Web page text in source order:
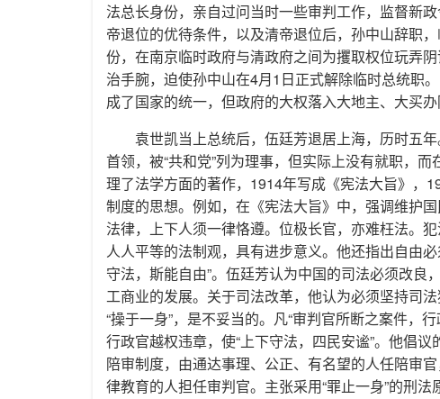
法总长身份，亲自过问当时一些审判工作，监督新
帝退位的优待条件，以及清帝退位后，孙中山辞职
份，在南京临时政府与清政府之间为攫取权位玩弄
治手腕，迫使孙中山在4月1日正式解除临时总统职
成了国家的统一，但政府的大权落入大地主、大买办
袁世凯当上总统后，伍廷芳退居上海，历时五
首领，被“共和党”列为理事，但实际上没有就职，
理了法学方面的著作，1914年写成《宪法大旨》，
制度的思想。例如，在《宪法大旨》中，强调维护
法律，上下人须一律恪遵。位极长官，亦难枉法。
人人平等的法制观，具有进步意义。他还指出自由
守法，斯能自由”。伍廷芳认为中国的司法必须改
工商业的发展。关于司法改革，他认为必须坚持司
“操于一身”，是不妥当的。凡“审判官所断之案件，
行政官越权违章，使“上下守法，四民安谧”。他倡
陪审制度，由通达事理、公正、有名望的人任陪审
律教育的人担任审判官。主张采用“罪止一身”的刑法